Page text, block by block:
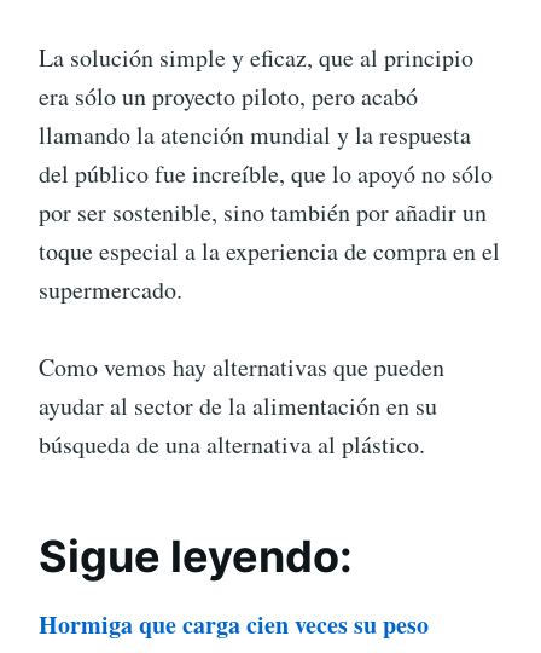
La solución simple y eficaz, que al principio
era sólo un proyecto piloto, pero acabó
llamando la atención mundial y la respuesta
del público fue increíble, que lo apoyó no sólo
por ser sostenible, sino también por añadir un
toque especial a la experiencia de compra en el
supermercado.
Como vemos hay alternativas que pueden
ayudar al sector de la alimentación en su
búsqueda de una alternativa al plástico.
Sigue leyendo:
Hormiga que carga cien veces su peso